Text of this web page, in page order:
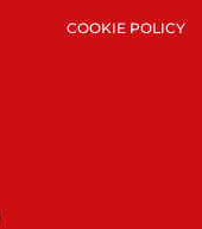
COOKIE POLICY